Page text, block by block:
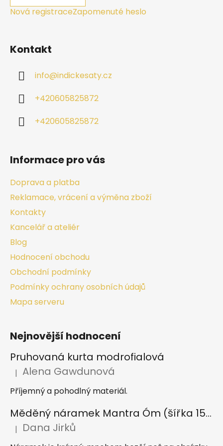
Nová registraceZapomenuté heslo
Kontakt
info@indickesaty.cz
+420605825872
+420605825872
Informace pro vás
Doprava a platba
Reklamace, vrácení a výměna zboží
Kontakty
Kancelář a ateliér
Blog
Hodnocení obchodu
Obchodní podmínky
Podmínky ochrany osobních údajů
Mapa serveru
Nejnovější hodnocení
Pruhovaná kurta modrofialová
Hodnocení produktu je 5 z 5 hvězdiček.
| Alena Gawdunová
Příjemný a pohodlný materiál.
Měděný náramek Mantra Óm (šířka 15 mm)
Hodnocení produktu je 5 z 5 hvězdiček.
| Dana Jirků